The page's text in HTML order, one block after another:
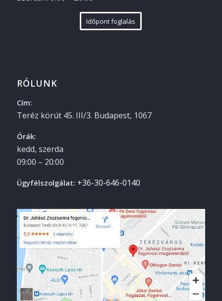
Időpont foglalás
RÓLUNK
Cím:
Teréz körút 45. III/3. Budapest, 1067
Órák:
kedd, szerda
09:00 – 20:00
Ügyfélszolgálat: +36-30-646-0140